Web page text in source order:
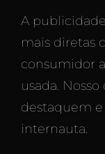
A
mais diretas
consumidor
usada.
destaquem
internauta.